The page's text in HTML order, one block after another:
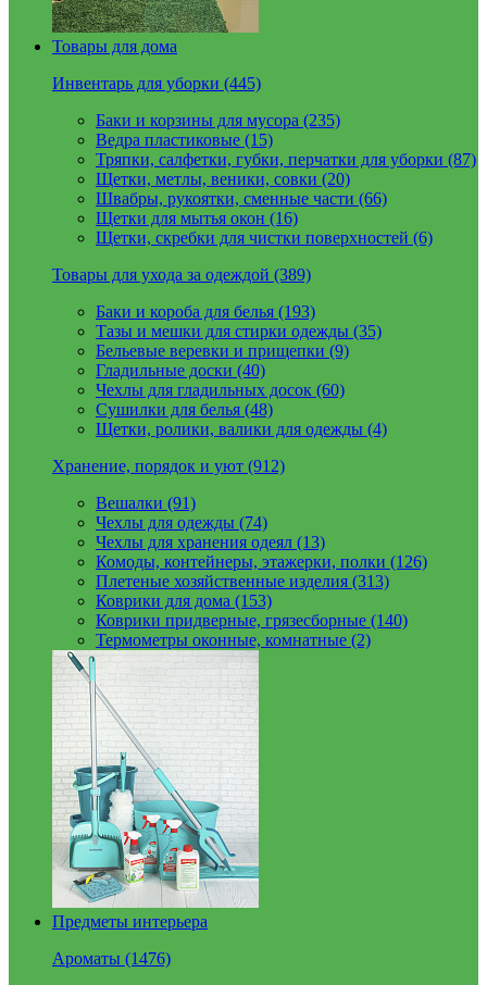
Товары для дома
Инвентарь для уборки (445)
Баки и корзины для мусора (235)
Ведра пластиковые (15)
Тряпки, салфетки, губки, перчатки для уборки (87)
Щетки, метлы, веники, совки (20)
Швабры, рукоятки, сменные части (66)
Щетки для мытья окон (16)
Щетки, скребки для чистки поверхностей (6)
Товары для ухода за одеждой (389)
Баки и короба для белья (193)
Тазы и мешки для стирки одежды (35)
Бельевые веревки и прищепки (9)
Гладильные доски (40)
Чехлы для гладильных досок (60)
Сушилки для белья (48)
Щетки, ролики, валики для одежды (4)
Хранение, порядок и уют (912)
Вешалки (91)
Чехлы для одежды (74)
Чехлы для хранения одеял (13)
Комоды, контейнеры, этажерки, полки (126)
Плетеные хозяйственные изделия (313)
Коврики для дома (153)
Коврики придверные, грязесборные (140)
Термометры оконные, комнатные (2)
Предметы интерьера
Ароматы (1476)